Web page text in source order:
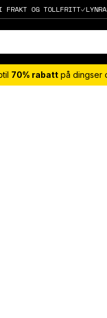
FRAKT OG TOLLFRITT
70% rabattpå dingser